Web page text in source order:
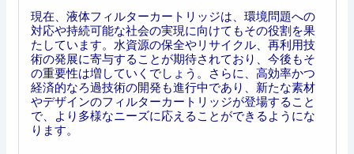
現在、液体フィルターカートリッジは、環境問題への
対応や持続可能な社会の実現に向けてもその役割を果
たしています。水資源の保全やリサイクル、再利用技
術の発展に寄与することが期待されており、今後もそ
の重要性は増していくでしょう。さらに、高効率かつ
経済的なろ過技術の開発も進行中であり、新たな素材
やデザインのフィルターカートリッジが登場すること
で、より多様なニーズに応えることができるようにな
ります。